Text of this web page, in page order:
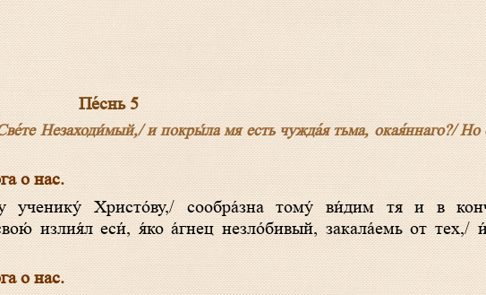
Пе́снь 5
Незаходи́мый,/ и покры́ла мя есть чужда́я тьма, окая́ннаго?/ Но
о нас.
излия́л еси́, я́ко а́гнец незло́бивый, закала́емь от тех,/
о нас.